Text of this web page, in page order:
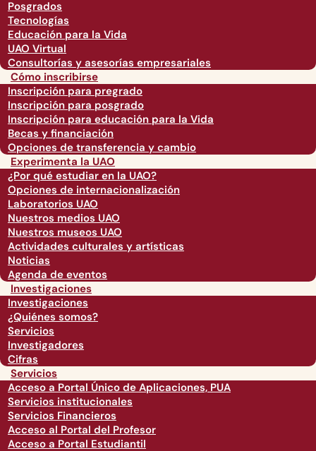
Posgrados
Tecnologías
Educación para la Vida
UAO Virtual
Consultorías y asesorías empresariales
Cómo inscribirse
Inscripción para pregrado
Inscripción para posgrado
Inscripción para educación para la Vida
Becas y financiación
Opciones de transferencia y cambio
Experimenta la UAO
¿Por qué estudiar en la UAO?
Opciones de internacionalización
Laboratorios UAO
Nuestros medios UAO
Nuestros museos UAO
Actividades culturales y artísticas
Noticias
Agenda de eventos
Investigaciones
Investigaciones
¿Quiénes somos?
Servicios
Investigadores
Cifras
Servicios
Acceso a Portal Único de Aplicaciones, PUA
Servicios institucionales
Servicios Financieros
Acceso al Portal del Profesor
Acceso a Portal Estudiantil